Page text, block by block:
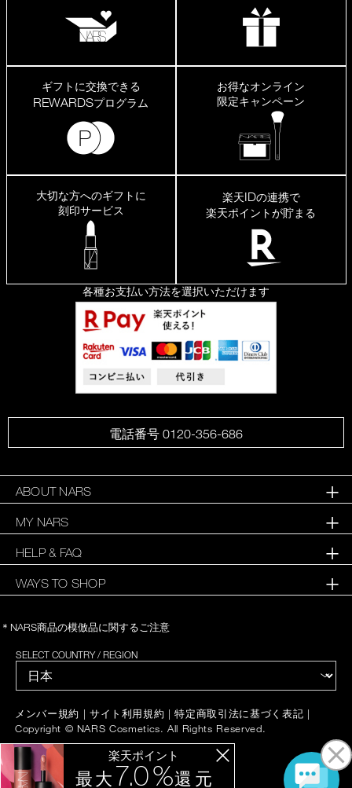
楽天ポイント
最大 7.0 %還元
ギフトに交換できる
REWARDSプログラム
お得なオンライン
限定キャンペーン
大切な方へのギフトに
刻印サービス
楽天IDの連携で
楽天ポイントが貯まる
各種お支払い方法を選択いただけます
電話番号 0120-356-686
ABOUT NARS
MY NARS
HELP & FAQ
WAYS TO SHOP
＊NARS商品の模倣品に関するご注意
SELECT COUNTRY / REGION
メンバー規約 | サイト利用規約 |特定商取引法に基づく表記 |
Copyright © NARS Cosmetics. All Rights Reserved.